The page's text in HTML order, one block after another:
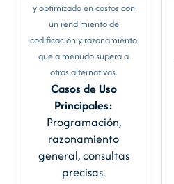
y optimizado en costos con
un rendimiento de
codificación y razonamiento
que a menudo supera a
otras alternativas.
Casos de Uso
Principales:
Programación,
razonamiento
general, consultas
precisas.